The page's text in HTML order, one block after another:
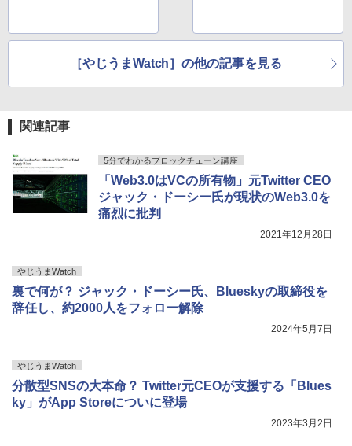
［やじうまWatch］の他の記事を見る
関連記事
5分でわかるブロックチェーン講座
「Web3.0はVCの所有物」元Twitter CEO
ジャック・ドーシー氏が現状のWeb3.0を
痛烈に批判
2021年12月28日
やじうまWatch
裏で何が？ ジャック・ドーシー氏、Blueskyの取締役を
辞任し、約2000人をフォロー解除
2024年5月7日
やじうまWatch
分散型SNSの大本命？ Twitter元CEOが支援する「Blues
ky」がApp Storeについに登場
2023年3月2日